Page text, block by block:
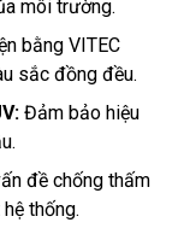
môi trường.
bằng VITEC
sắc đồng đều.
Đảm bảo hiệu
đề chống thấm
thống.